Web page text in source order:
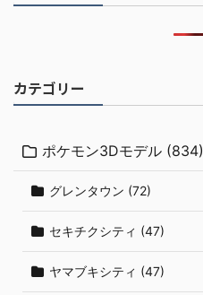
カテゴリー
ポケモン3Dモデル (834)
グレンタウン (72)
セキチクシティ (47)
ヤマブキシティ (47)